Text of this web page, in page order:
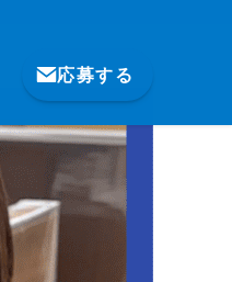
応募する